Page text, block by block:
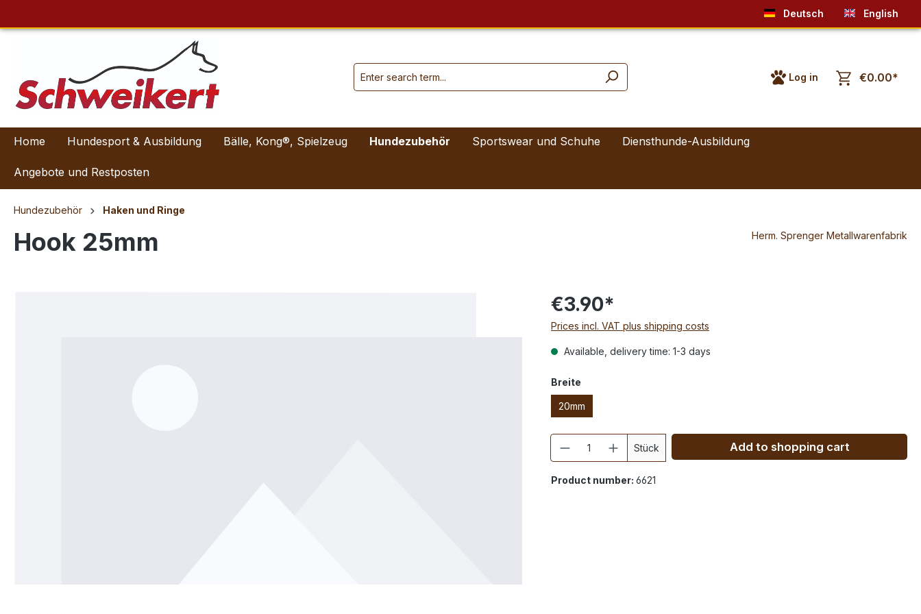
Deutsch English
Log in €0.00*
Home Hundesport & Ausbildung Bälle, Kong®, Spielzeug Hundezubehör Sportswear und Schuhe Diensthunde-Ausbildung
Angebote und Restposten
Hundezubehör Haken und Ringe
Hook 25mm Herm. Sprenger Metallwarenfabrik
€3.90*
Prices incl. VAT plus shipping costs
Available, delivery time: 1-3 days
Breite
20mm
Quantity
Stück Add to shopping cart
Product number: 6621